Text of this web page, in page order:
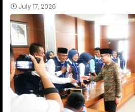
July 17, 2026